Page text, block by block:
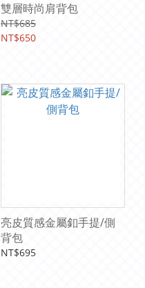
雙層時尚肩背包
NT$685
NT$650
亮皮質感金屬釦手提/側
背包
NT$695